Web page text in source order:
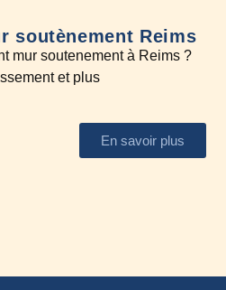
soutènement Reims
mur soutenement à Reims ?
et plus
En savoir plus